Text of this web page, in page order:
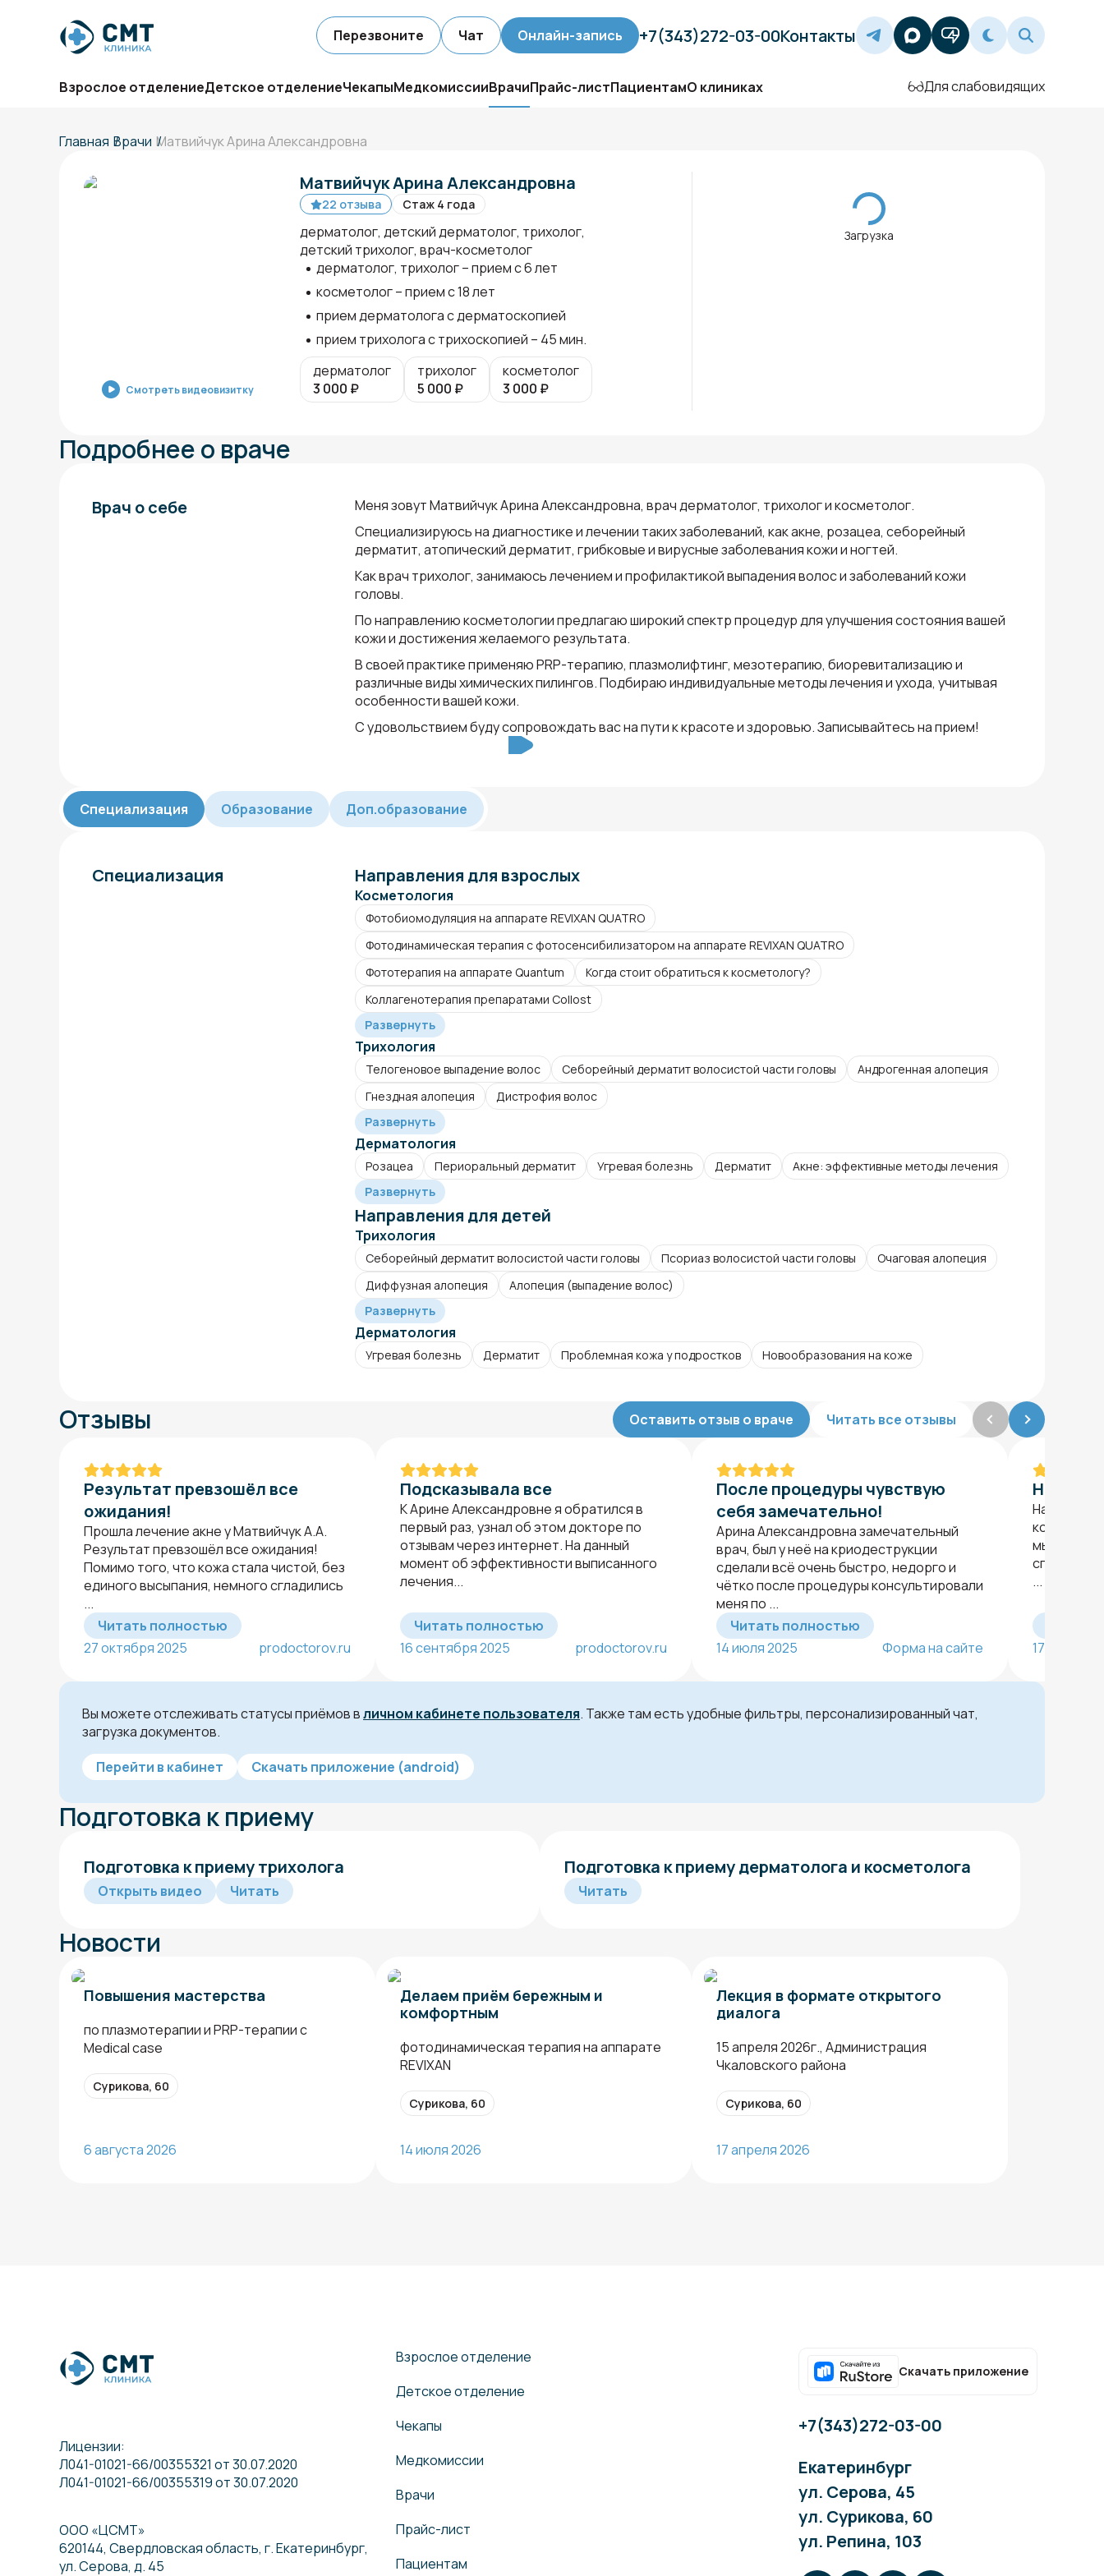
Перезвоните Чат Онлайн-запись +7(343)272-03-00Контакты
Взрослое отделениеДетское отделениеЧекапыМедкомиссииВрачиПрайс-листПациентамО клиниках Для слабовидящих
Главная Врачи Матвийчук Арина Александровна
Смотреть видеовизитку
Матвийчук Арина Александровна
22 отзыва Стаж 4 года
дерматолог, детский дерматолог, трихолог,
детский трихолог, врач-косметолог
дерматолог, трихолог – прием с 6 лет
косметолог – прием с 18 лет
прием дерматолога с дерматоскопией
прием трихолога с трихоскопией – 45 мин.
дерматолог
3 000 ₽
трихолог
5 000 ₽
косметолог
3 000 ₽
Загрузка
Подробнее о враче
Врач о себе
Меня зовут Матвийчук Арина Александровна, врач дерматолог, трихолог и косметолог.
Специализируюсь на диагностике и лечении таких заболеваний, как акне, розацеа, себорейный
дерматит, атопический дерматит, грибковые и вирусные заболевания кожи и ногтей.
Как врач трихолог, занимаюсь лечением и профилактикой выпадения волос и заболеваний кожи
головы.
По направлению косметологии предлагаю широкий спектр процедур для улучшения состояния вашей
кожи и достижения желаемого результата.
В своей практике применяю PRP-терапию, плазмолифтинг, мезотерапию, биоревитализацию и
различные виды химических пилингов. Подбираю индивидуальные методы лечения и ухода, учитывая
особенности вашей кожи.
С удовольствием буду сопровождать вас на пути к красоте и здоровью. Записывайтесь на прием!
Специализация Образование Доп.образование
Специализация Направления для взрослых
Косметология
Фотобиомодуляция на аппарате REVIXAN QUATRO
Фотодинамическая терапия с фотосенсибилизатором на аппарате REVIXAN QUATRO
Фототерапия на аппарате Quantum
Когда стоит обратиться к косметологу?
Коллагенотерапия препаратами Collost
Развернуть
Трихология
Телогеновое выпадение волос Себорейный дерматит волосистой части головы
Андрогенная алопеция
Гнездная алопеция
Дистрофия волос
Развернуть
Дерматология
Розацеа Периоральный дерматит Угревая болезнь Дерматит
Акне: эффективные методы лечения
Развернуть
Направления для детей
Трихология
Себорейный дерматит волосистой части головы Псориаз волосистой части головы
Очаговая алопеция
Диффузная алопеция
Алопеция (выпадение волос)
Развернуть
Дерматология
Угревая болезнь Дерматит Проблемная кожа у подростков Новообразования на коже
Отзывы Оставить отзыв о враче Читать все отзывы
Результат превзошёл все
ожидания!
Прошла лечение акне​ у Матвийчук А.А.
Результат превзошёл все ожидания!
Помимо того, что кожа стала чистой, без
единого высыпания, немного сгладились
...
Читать полностью
27 октября 2025
prodoctorov.ru
Подсказывала все
К Арине Александровне я обратился в
первый раз, узнал об этом докторе по
отзывам через интернет. На данный
момент об эффективности выписанного
лечения...
Читать полностью
16 сентября 2025
prodoctorov.ru
После процедуры чувствую
себя замечательно!
Арина Александровна замечательный
врач, был у неё на криодеструкции
сделали всё очень быстро, недорго и
чётко после процедуры консультировали
меня по ...
Читать полностью
14 июля 2025
Форма на сайте
Нашла
На прием
которой 6
мы
...
17 июня
Вы можете отслеживать статусы приёмов вличном кабинете пользователя. Также там есть удобные фильтры, персонализированный чат,
загрузка документов.
Перейти в кабинет
Скачать приложение (android)
Подготовка к приему
Подготовка к приему трихолога
Открыть видео Читать
Подготовка к приему дерматолога и косметолога
Читать
Новости
Повышения мастерства
по плазмотерапии и PRP-терапии с
Medical case
Сурикова, 60
6 августа 2026
Делаем приём бережным и
комфортным
фотодинамическая терапия на аппарате
REVIXAN
Сурикова, 60
14 июля 2026
Лекция в формате открытого
диалога
15 апреля 2026г., Администрация
Чкаловского района
Сурикова, 60
17 апреля 2026
Лицензии:
Л041-01021-66/00355321 от 30.07.2020
Л041-01021-66/00355319 от 30.07.2020
ООО «ЦСМТ»
620144, Свердловская область, г. Екатеринбург,
ул. Серова, д. 45
Взрослое отделение
Детское отделение
Чекапы
Медкомиссии
Врачи
Прайс-лист
Пациентам
Скачать приложение
+7(343)272-03-00
Екатеринбург
ул. Серова, 45
ул. Сурикова, 60
ул. Репина, 103